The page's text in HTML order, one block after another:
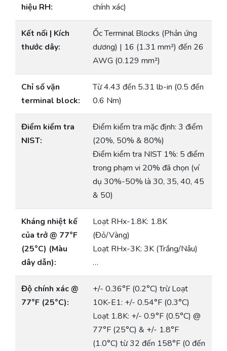
hiệu RH:
chính xác)
Kết nối | Kích
thước dây:
Ốc Terminal Blocks (Phản ứng
dương) | 16 (1.31 mm²) đến 26
AWG (0.129 mm²)
Chỉ số vặn
terminal block:
Từ 4.43 đến 5.31 lb-in (0.5 đến
0.6 Nm)
Điểm kiểm tra
NIST:
Điểm kiểm tra mặc định: 3 điểm
(20%, 50% & 80%)
Điểm kiểm tra NIST 1%: 5 điểm
trong phạm vi 20% đã chọn (ví
dụ 30%-50% là 30, 35, 40, 45
& 50)
Kháng nhiệt kế
của trở @ 77°F
(25°C) (Màu
dây dẫn):
Loạt RHx-1.8K: 1.8K
(Đỏ/Vàng)
Loạt RHx-3K: 3K (Trắng/Nâu)
…
Độ chính xác @
77°F (25°C):
+/- 0.36°F (0.2°C) trừ Loạt
10K-E1: +/- 0.54°F (0.3°C)
Loạt 1.8K: +/- 0.9°F (0.5°C) @
77°F (25°C) & +/- 1.8°F
(1.0°C) từ 32 đến 158°F (0 đến